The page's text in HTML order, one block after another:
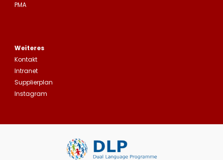
PMA
Weiteres
Kontakt
Intranet
Supplierplan
Instagram